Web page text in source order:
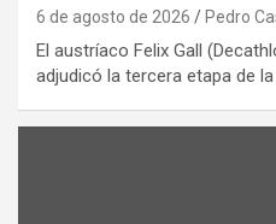
6 de agosto de 2026 Pedro
El austríaco Felix Gall
adjudicó la tercera etapa de